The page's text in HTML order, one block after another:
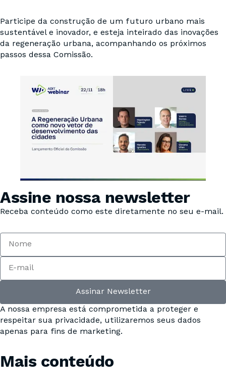
Participe da construção de um futuro urbano mais
sustentável e inovador, e esteja inteirado das inovações
da regeneração urbana, acompanhando os próximos
passos dessa Comissão.
Assine nossa newsletter
Receba conteúdo como este diretamente no seu e-mail.
Assinar Newsletter
A nossa empresa está comprometida a proteger e
respeitar sua privacidade, utilizaremos seus dados
apenas para fins de marketing.
Mais conteúdo